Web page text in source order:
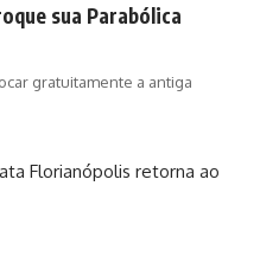
sua Parabólica
gratuitamente a antiga